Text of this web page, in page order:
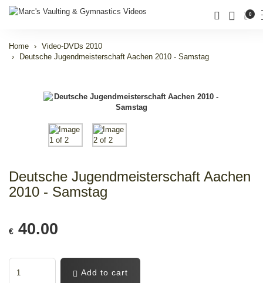
0
Home
Video-DVDs 2010
Deutsche Jugendmeisterschaft Aachen 2010 - Samstag
Deutsche Jugendmeisterschaft Aachen
2010 - Samstag
€ 40.00
Add to cart